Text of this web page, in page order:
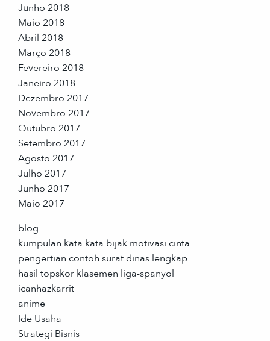
Junho 2018
Maio 2018
Abril 2018
Março 2018
Fevereiro 2018
Janeiro 2018
Dezembro 2017
Novembro 2017
Outubro 2017
Setembro 2017
Agosto 2017
Julho 2017
Junho 2017
Maio 2017
blog
kumpulan kata kata bijak motivasi cinta
pengertian contoh surat dinas lengkap
hasil topskor klasemen liga-spanyol
icanhazkarrit
anime
Ide Usaha
Strategi Bisnis